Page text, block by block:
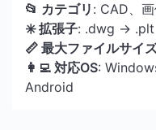
📂 カテゴリ : CAD、
✳️ 拡張子: .dwg → .plt
📏 最大ファイルサイ
👩‍💻 対応OS:
Android